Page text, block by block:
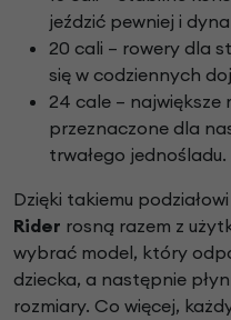
jeździć pewniej i
20 cali – rowery dla
się w codziennych
24 cale – największe
przeznaczone dla
trwałego jednośladu.
Dzięki takiemu podziałowi
Rider rosną razem z
wybrać model, który
dziecka, a następnie
rozmiary. Co więcej,